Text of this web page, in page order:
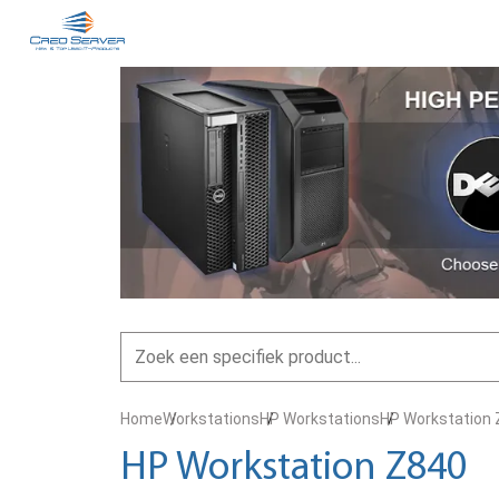
HomeWorkstationsHP WorkstationsHP Workstation
HP Workstation Z840